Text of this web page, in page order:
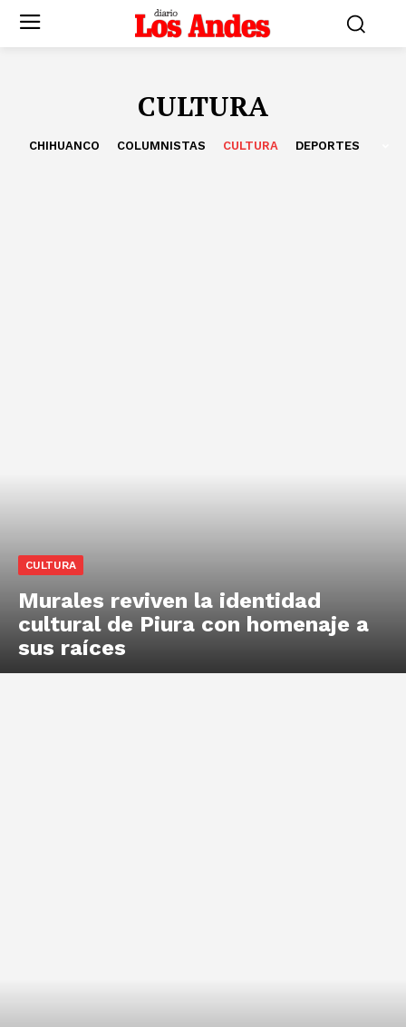
CULTURA
CHIHUANCO COLUMNISTAS CULTURA DEPORTES
CULTURA
Murales reviven la identidad
cultural de Piura con homenaje a
sus raíces